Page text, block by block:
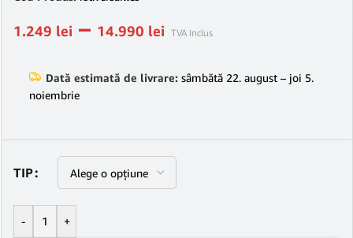
1.249 lei – 14.990 lei TVA Inclus
Dată estimată de livrare: sâmbătă 22. august – joi 5.
noiembrie
TIP
- +